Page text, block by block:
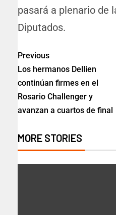
pasará a plenario de
Diputados.
Previous
Los hermanos Dellien
continúan firmes en el
Rosario Challenger y
avanzan a cuartos de final
MORE STORIES